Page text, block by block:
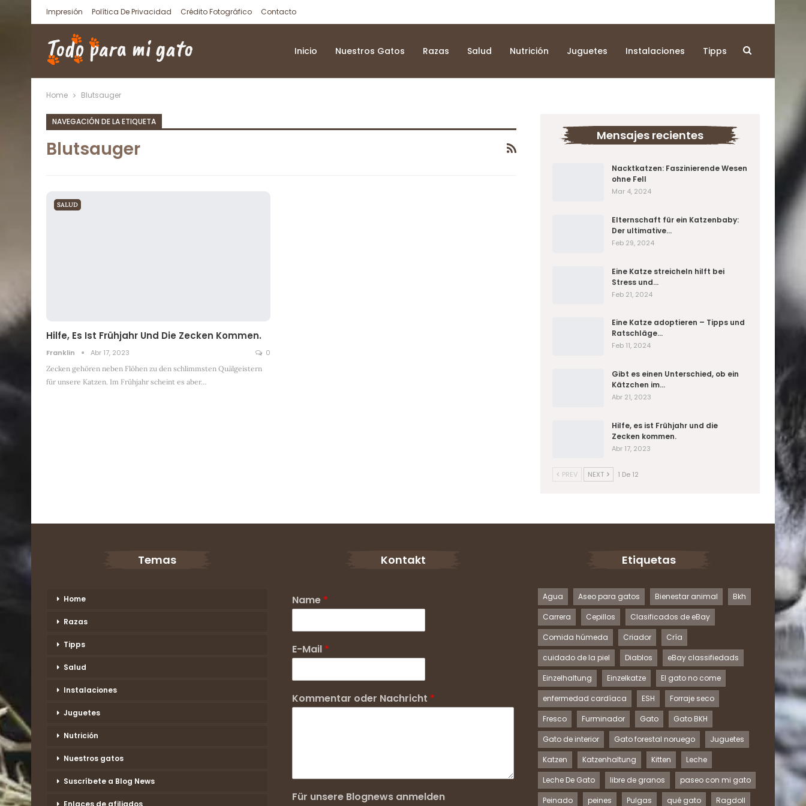
Impresión Política De Privacidad Crédito Fotográfico Contacto
Inicio Nuestros Gatos Razas Salud Nutrición Juguetes Instalaciones Tipps
Home Blutsauger
NAVEGACIÓN DE LA ETIQUETA
Blutsauger
SALUD
Hilfe, Es Ist Frühjahr Und Die Zecken Kommen.
Franklin Abr 17, 2023 0
Zecken gehören neben Flöhen zu den schlimmsten Quälgeistern
für unsere Katzen. Im Frühjahr scheint es aber…
Mensajes recientes
Nacktkatzen: Faszinierende Wesen
ohne Fell
Mar 4, 2024
Elternschaft für ein Katzenbaby:
Der ultimative…
Feb 29, 2024
Eine Katze streicheln hilft bei
Stress und…
Feb 21, 2024
Eine Katze adoptieren – Tipps und
Ratschläge…
Feb 11, 2024
Gibt es einen Unterschied, ob ein
Kätzchen im…
Abr 21, 2023
Hilfe, es ist Frühjahr und die
Zecken kommen.
Abr 17, 2023
PREV NEXT 1 De 12
Temas
Home
Razas
Tipps
Salud
Instalaciones
Juguetes
Nutrición
Nuestros gatos
Suscríbete a Blog News
Enlaces de afiliados
Kontakt
Name *
E-Mail *
Kommentar oder Nachricht *
Für unsere Blognews anmelden
Etiquetas
Agua Aseo para gatos Bienestar animal
Bkh
Carrera
Cepillos
Clasificados de eBay
Comida húmeda
Criador
Cría
cuidado de la piel
Diablos
eBay classifiedads
Einzelhaltung
Einzelkatze
El gato no come
enfermedad cardíaca
ESH
Forraje seco
Fresco
Furminador Gato
Gato BKH
Gato de interior
Gato forestal noruego
Juguetes
Katzen
Katzenhaltung Kitten
Leche
Leche De Gato
libre de granos
paseo con mi gato
Peinado
peines Pulgas qué gato Ragdoll